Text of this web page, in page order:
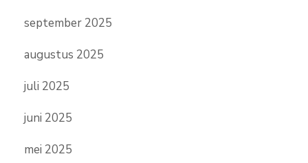
september 2025
augustus 2025
juli 2025
juni 2025
mei 2025